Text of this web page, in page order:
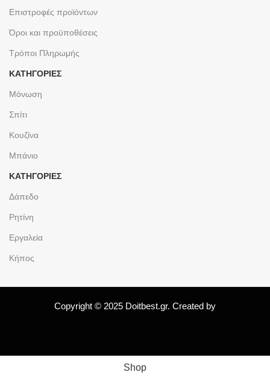
Επιστροφές προϊόντων
Όροι και προϋποθέσεις
Τρόποι Πληρωμής
ΚΑΤΗΓΟΡΙΕΣ
Μόνωση
Σπίτι
Κουζίνα
Μπάνιο
ΚΑΤΗΓΟΡΙΕΣ
Δάπεδο
Ρητίνη
Εργαλεία
Κήπος
Copyright © 2025 Doitbest.gr. Created by
Shop